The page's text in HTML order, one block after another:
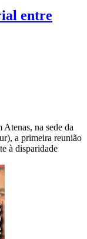
entre
na sede da
a primeira reunião
à disparidade